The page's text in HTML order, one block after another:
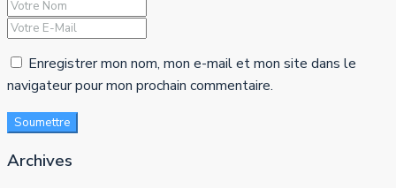
Enregistrer mon nom, mon e-mail et mon site dans le
navigateur pour mon prochain commentaire.
Soumettre
Archives